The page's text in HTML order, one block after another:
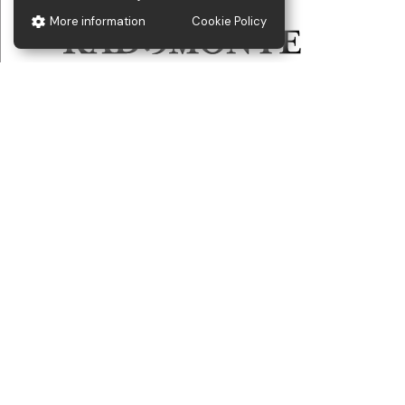
More information
Cookie Policy